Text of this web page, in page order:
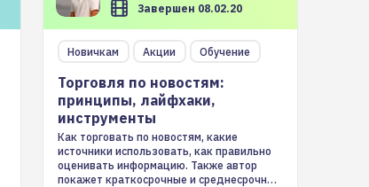
Завершен 08.02.20
Новичкам Акции Обучение
Торговля по новостям:
принципы, лайфхаки,
инструменты
Как торговать по новостям, какие
источники использовать, как правильно
оценивать информацию. Также автор
покажет краткосрочные и среднесрочные